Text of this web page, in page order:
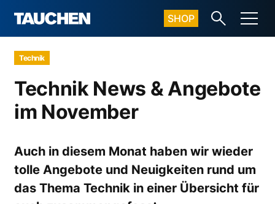
SHOP
Technik
Technik News & Angebote
im November
Auch in diesem Monat haben wir wieder
tolle Angebote und Neuigkeiten rund um
das Thema Technik in einer Übersicht für